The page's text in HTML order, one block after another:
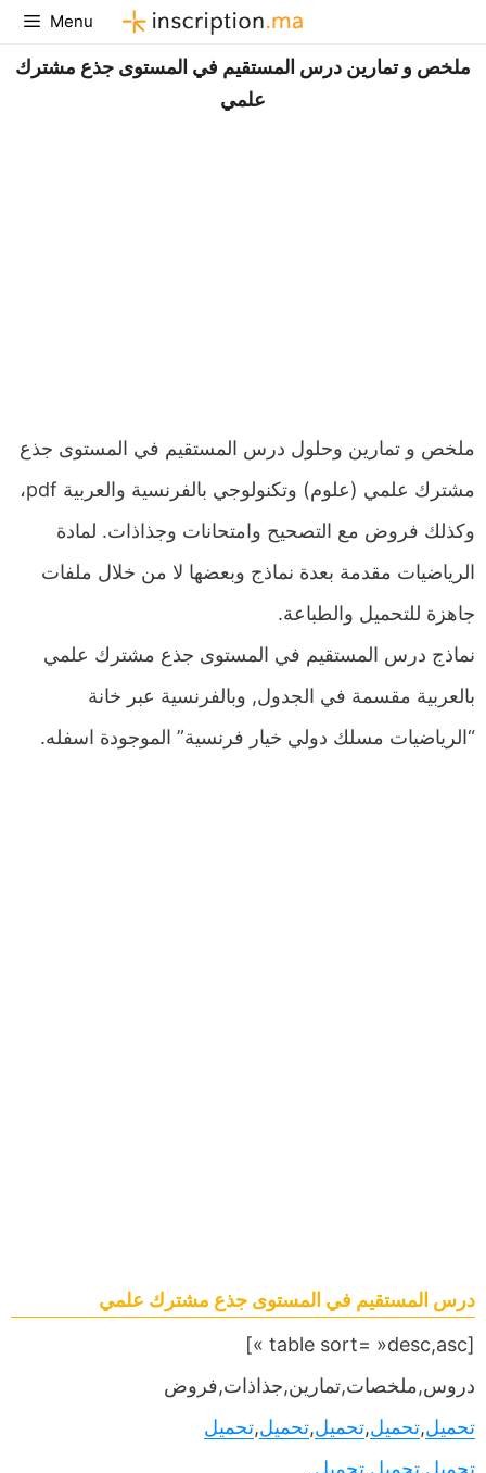
Aller
au
contenu
Menu
ملخص و تمارين درس المستقيم في المستوى جذع مشترك
علمي
ملخص و تمارين وحلول درس المستقيم في المستوى جذع
مشترك علمي (علوم) وتكنولوجي بالفرنسية والعربية pdf،
وكذلك فروض مع التصحيح وامتحانات وجذاذات. لمادة
الرياضيات مقدمة بعدة نماذج وبعضها لا من خلال ملفات
جاهزة للتحميل والطباعة.
نماذج درس المستقيم في المستوى جذع مشترك علمي
بالعربية مقسمة في الجدول, وبالفرنسية عبر خانة
“الرياضيات مسلك دولي خيار فرنسية” الموجودة اسفله.
درس المستقيم في المستوى جذع مشترك علمي
[table sort= »desc,asc »]
دروس,ملخصات,تمارين,جذاذات,فروض
تحميل,تحميل,تحميل,تحميل,تحميل
تحميل,تحميل,تحميل,,